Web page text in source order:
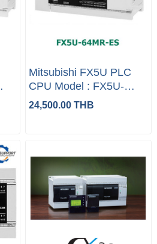
Mitsubishi FX5U PLC
CPU Model : FX5U-
64MR-ES
24,500.00 THB